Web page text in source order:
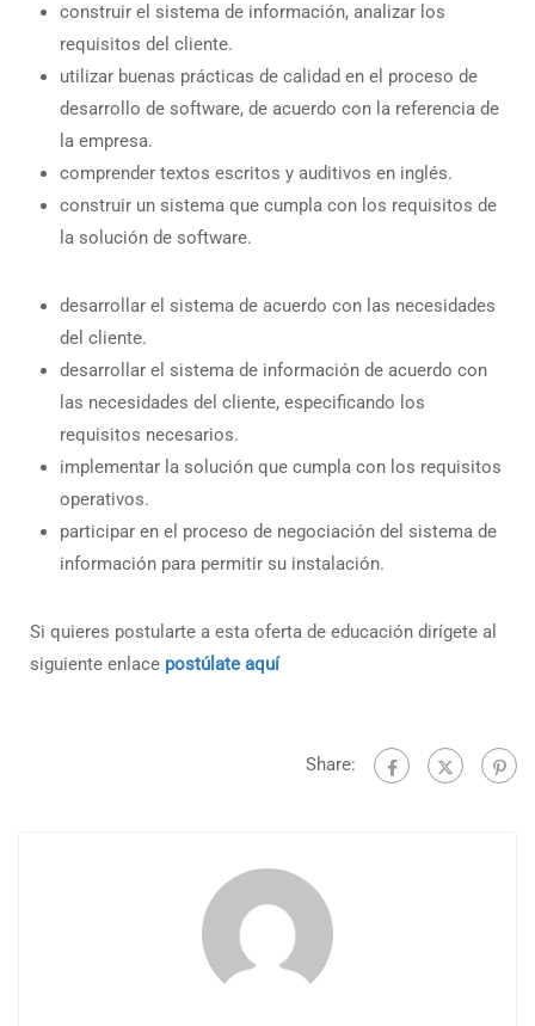
construir el sistema de información, analizar los
requisitos del cliente.
utilizar buenas prácticas de calidad en el proceso de
desarrollo de software, de acuerdo con la referencia de
la empresa.
comprender textos escritos y auditivos en inglés.
construir un sistema que cumpla con los requisitos de
la solución de software.
desarrollar el sistema de acuerdo con las necesidades
del cliente.
desarrollar el sistema de información de acuerdo con
las necesidades del cliente, especificando los
requisitos necesarios.
implementar la solución que cumpla con los requisitos
operativos.
participar en el proceso de negociación del sistema de
información para permitir su instalación.
Si quieres postularte a esta oferta de educación dirígete al
siguiente enlace postúlate aquí
Share: